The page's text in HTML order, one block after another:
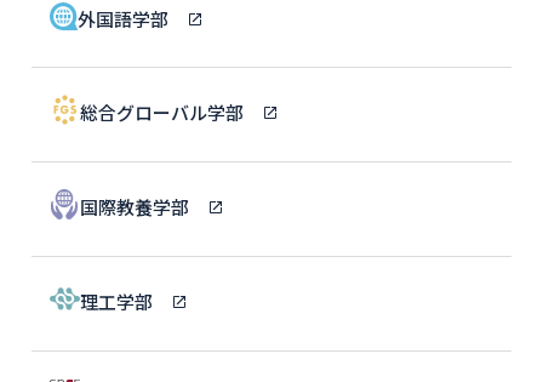
外国語学部
総合グローバル学部
国際教養学部
理工学部